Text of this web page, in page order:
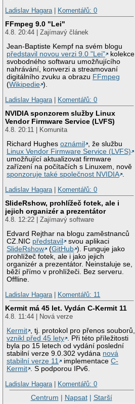
Ladislav Hagara| Komentářů: 0
FFmpeg 9.0 "Lei"
4.8. 20:44 | Zajímavý článek
Jean-Baptiste Kempf na svém blogu
představil novou verzi 9.0 "Lei"
kolekce
svobodného softwaru umožňujícího
nahrávání, konverzi a streamovaní
digitálního zvuku a obrazu FFmpeg
(Wikipedie ).
Ladislav Hagara| Komentářů: 0
NVIDIA sponzorem služby Linux
Vendor Firmware Service (LVFS)
4.8. 20:11 | Komunita
Richard Hughesoznámil
, že službu
Linux Vendor Firmware Service (LVFS)
umožňující aktualizovat firmware
zařízení na počítačích s Linuxem, nově
sponzoruje také společnost NVIDIA .
Ladislav Hagara| Komentářů: 0
SlideRshow, prohlížeč fotek, ale i
jejich organizér a prezentátor
4.8. 12:22 | Zajímavý software
Edvard Rejthar na blogu zaměstnanců
CZ.NIC představil
svou aplikaci
SlideRshow
(GitHub ). Funguje jako
prohlížeč fotek, ale i jako jejich
organizér a prezentátor. Neinstaluje se,
běží přímo v prohlížeči. Bez serveru.
Offline.
Ladislav Hagara| Komentářů: 11
Kermit má 45 let. Vydán C-Kermit 11
4.8. 11:44 | Nová verze
Kermit , tj. protokol pro přenos souborů,
vznikl před 45 lety . Při této příležitosti
byla po 15 letech od vydání poslední
stabilní verze 9.0.302 vydána nová
stabilní verze 11
implementaceC-
Kermit . S podporou IPv6.
Ladislav Hagara| Komentářů: 0
Centrum | Napsat| Starší